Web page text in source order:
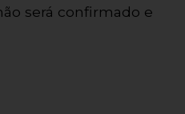
será confirmado e